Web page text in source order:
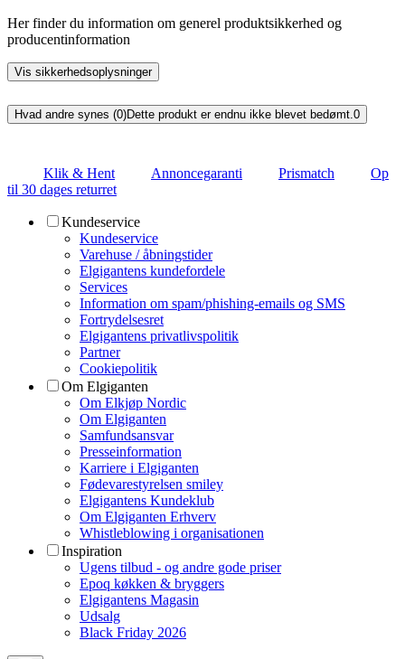
Her finder du information om generel produktsikkerhed og
producentinformation
Vis sikkerhedsoplysninger
Hvad andre synes (0)Dette produkt er endnu ikke blevet bedømt. 0
Klik & Hent Annoncegaranti Prismatch
Op
til 30 dages returret
Kundeservice
Kundeservice
Varehuse / åbningstider
Elgigantens kundefordele
Services
Information om spam/phishing-emails og SMS
Fortrydelsesret
Elgigantens privatlivspolitik
Partner
Cookiepolitik
Om Elgiganten
Om Elkjøp Nordic
Om Elgiganten
Samfundsansvar
Presseinformation
Karriere i Elgiganten
Fødevarestyrelsen smiley
Elgigantens Kundeklub
Om Elgiganten Erhverv
Whistleblowing i organisationen
Inspiration
Ugens tilbud - og andre gode priser
Epoq køkken & bryggers
Elgigantens Magasin
Udsalg
Black Friday 2026